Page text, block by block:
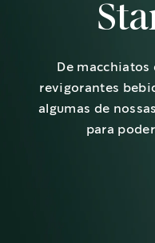
De macchiatos
revigorantes
algumas de
para